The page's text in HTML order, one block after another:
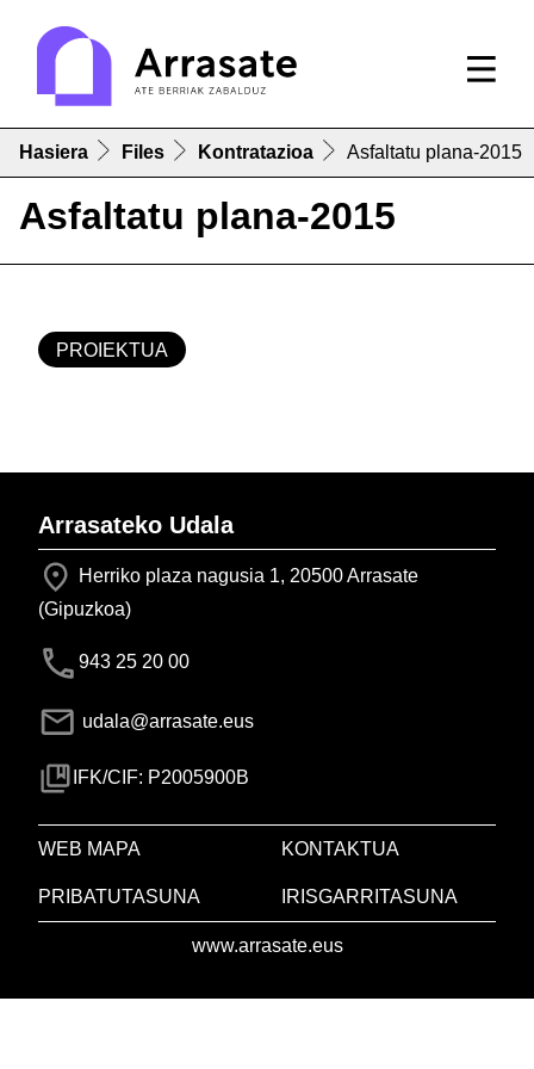
Hasiera Files Kontratazioa Asfaltatu plana-2015
Asfaltatu plana-2015
PROIEKTUA
Arrasateko Udala
Herriko plaza nagusia 1, 20500 Arrasate
(Gipuzkoa)
943 25 20 00
udala@arrasate.eus
IFK/CIF: P2005900B
WEB MAPA KONTAKTUA
PRIBATUTASUNA IRISGARRITASUNA
www.arrasate.eus